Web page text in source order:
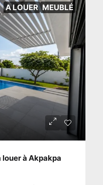
A LOUER MEUBLÉ
à Akpakpa